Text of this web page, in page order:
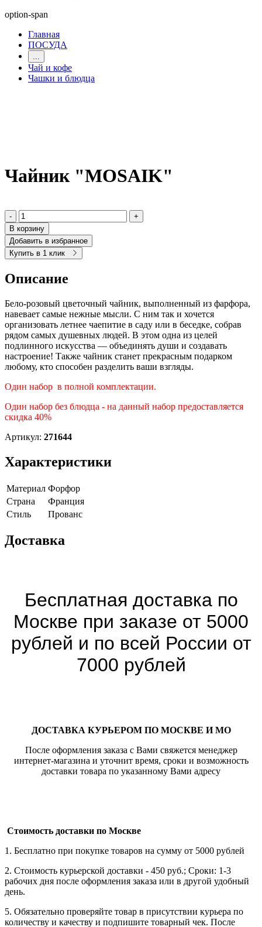
option-span
Главная
ПОСУДА
...
Чай и кофе
Чашки и блюдца
Чайник "MOSAIK"
-
+
В корзину
Добавить в избранное
Купить в 1 клик
Описание
Бело-розовый цветочный чайник, выполненный из фарфора,
навевает самые нежные мысли. С ним так и хочется
организовать летнее чаепитие в саду или в беседке, собрав
рядом самых душевных людей. В этом одна из целей
подлинного искусства — объединять души и создавать
настроение! Также чайник станет прекрасным подарком
любому, кто способен разделить ваши взгляды.
Один набор в полной комплектации.
Один набор без блюдца - на данный набор предоставляется
скидка 40%
Артикул: 271644
Характеристики
Материал Форфор
Страна
Франция
Cтиль
Прованс
Доставка
Бесплатная доставка по
Москве при заказе от 5000
рублей и по всей России от
7000 рублей
ДОСТАВКА КУРЬЕРОМ ПО МОСКВЕ И МО
После оформления заказа с Вами свяжется менеджер
интернет-магазина и уточнит время, сроки и возможность
доставки товара по указанному Вами адресу
Стоимость доставки по Москве
1. Бесплатно при покупке товаров на сумму от 5000 рублей
2. Стоимость курьерской доставки - 450 руб.; Сроки: 1-3
рабочих дня после оформления заказа или в другой удобный
день.
5. Обязательно проверяйте товар в присутствии курьера по
количеству и качеству и подпишите товарный чек. После